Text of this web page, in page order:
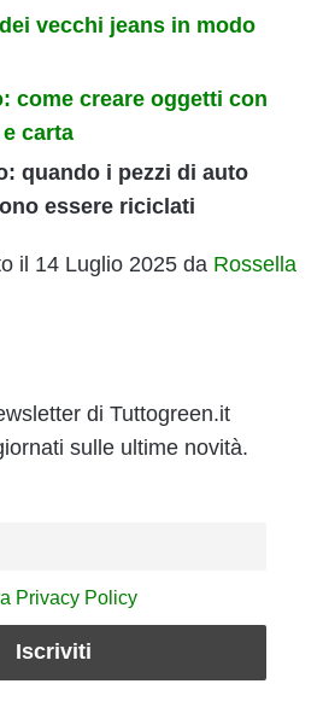
vecchi jeans in modo
come creare oggetti con
carta
quando i pezzi di auto
essere riciclati
il 14 Luglio 2025 da Rossella
di Tuttogreen.it
sulle ultime novità.
Privacy Policy